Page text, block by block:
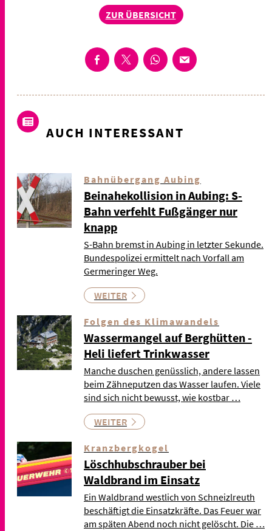
ZUR ÜBERSICHT
AUCH INTERESSANT
Bahnübergang Aubing
Beinahekollision in Aubing: S-
Bahn verfehlt Fußgänger nur
knapp
S-Bahn bremst in Aubing in letzter Sekunde.
Bundespolizei ermittelt nach Vorfall am
Germeringer Weg.
WEITER
Folgen des Klimawandels
Wassermangel auf Berghütten -
Heli liefert Trinkwasser
Manche duschen genüsslich, andere lassen
beim Zähneputzen das Wasser laufen. Viele
sind sich nicht bewusst, wie kostbar …
WEITER
Kranzbergkogel
Löschhubschrauber bei
Waldbrand im Einsatz
Ein Waldbrand westlich von Schneizlreuth
beschäftigt die Einsatzkräfte. Das Feuer war
am späten Abend noch nicht gelöscht. Die …